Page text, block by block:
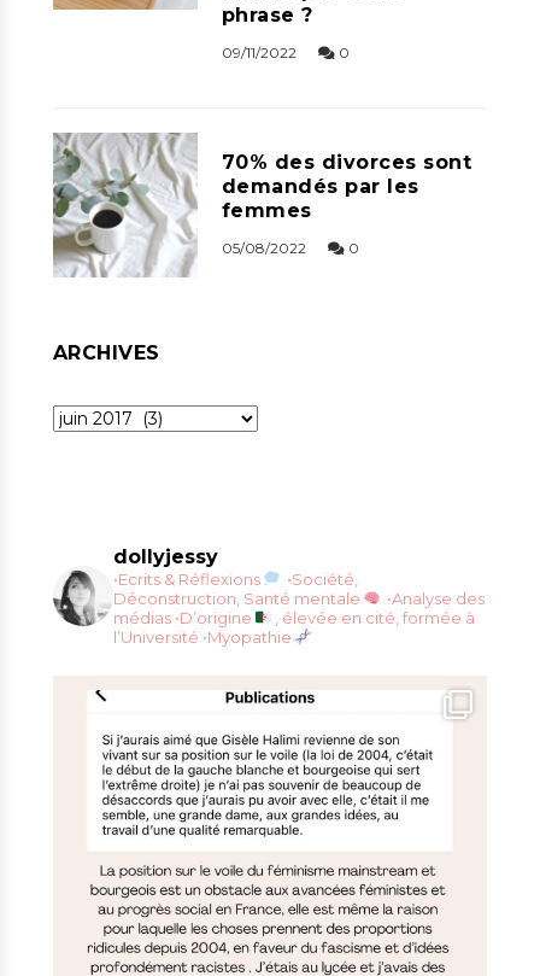
phrase ?
09/11/2022 0
70% des divorces sont
demandés par les
femmes
05/08/2022 0
ARCHIVES
Archives
dollyjessy
•Ecrits & Réflexions
•Société,
Déconstruction, Santé mentale
•Analyse des
médias •D’origine
, élevée en cité, formée à
l’Université •Myopathie